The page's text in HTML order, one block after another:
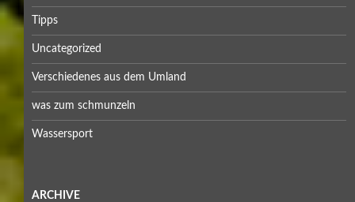
Tipps
Uncategorized
Verschiedenes aus dem Umland
was zum schmunzeln
Wassersport
ARCHIVE